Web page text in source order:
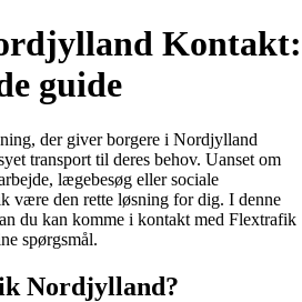
Kontakt:
guide
der giver borgere i Nordjylland
transport til deres behov. Uanset om
lægebesøg eller sociale
være den rette løsning for dig. I denne
du kan komme i kontakt med Flextrafik
spørgsmål.
Nordjylland?